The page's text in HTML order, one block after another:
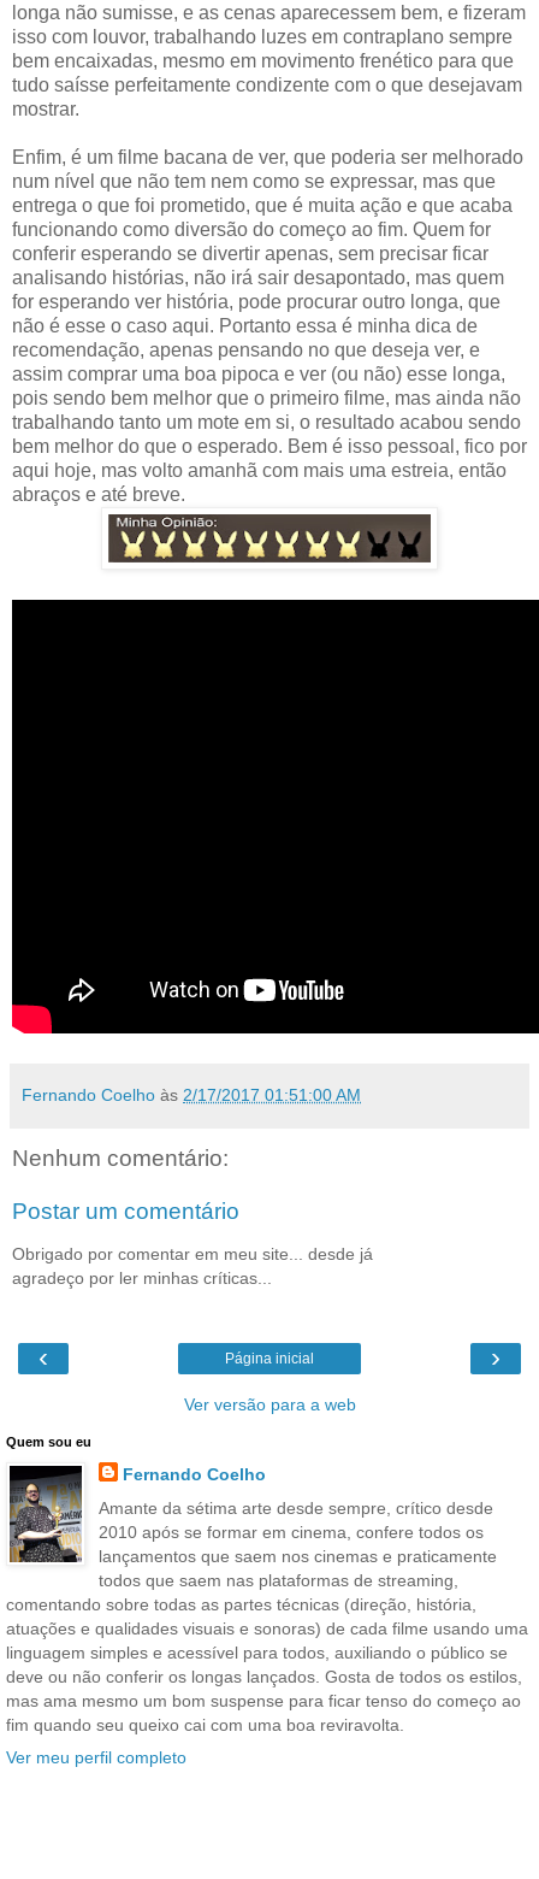
longa não sumisse, e as cenas aparecessem bem, e fizeram
isso com louvor, trabalhando luzes em contraplano sempre
bem encaixadas, mesmo em movimento frenético para que
tudo saísse perfeitamente condizente com o que desejavam
mostrar.
Enfim, é um filme bacana de ver, que poderia ser melhorado
num nível que não tem nem como se expressar, mas que
entrega o que foi prometido, que é muita ação e que acaba
funcionando como diversão do começo ao fim. Quem for
conferir esperando se divertir apenas, sem precisar ficar
analisando histórias, não irá sair desapontado, mas quem
for esperando ver história, pode procurar outro longa, que
não é esse o caso aqui. Portanto essa é minha dica de
recomendação, apenas pensando no que deseja ver, e
assim comprar uma boa pipoca e ver (ou não) esse longa,
pois sendo bem melhor que o primeiro filme, mas ainda não
trabalhando tanto um mote em si, o resultado acabou sendo
bem melhor do que o esperado. Bem é isso pessoal, fico por
aqui hoje, mas volto amanhã com mais uma estreia, então
abraços e até breve.
Fernando Coelho às 2/17/2017 01:51:00 AM
Nenhum comentário:
Postar um comentário
Obrigado por comentar em meu site... desde já
agradeço por ler minhas críticas...
‹ ›
Página inicial
Ver versão para a web
Quem sou eu
Fernando Coelho
Amante da sétima arte desde sempre, crítico desde
2010 após se formar em cinema, confere todos os
lançamentos que saem nos cinemas e praticamente
todos que saem nas plataformas de streaming,
comentando sobre todas as partes técnicas (direção, história,
atuações e qualidades visuais e sonoras) de cada filme usando uma
linguagem simples e acessível para todos, auxiliando o público se
deve ou não conferir os longas lançados. Gosta de todos os estilos,
mas ama mesmo um bom suspense para ficar tenso do começo ao
fim quando seu queixo cai com uma boa reviravolta.
Ver meu perfil completo